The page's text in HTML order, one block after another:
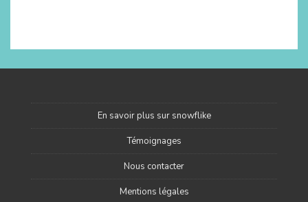
En savoir plus sur snowflike
Témoignages
Nous contacter
Mentions légales